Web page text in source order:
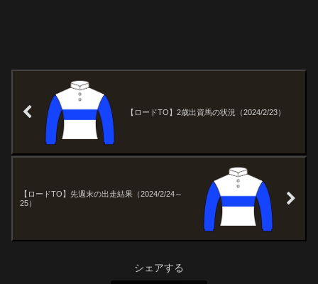
【ロードTO】2歳出資馬の状況（2024/2/23）
【ロードTO】先週末の出走結果（2024/2/24～
25）
シェアする